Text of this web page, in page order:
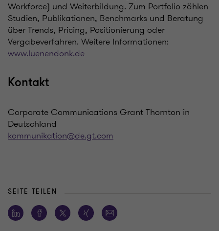
Workforce) und Weiterbildung. Zum Portfolio zählen
Studien, Publikationen, Benchmarks und Beratung
über Trends, Pricing, Positionierung oder
Vergabeverfahren. Weitere Informationen:
www.luenendonk.de
Kontakt
Corporate Communications Grant Thornton in
Deutschland
kommunikation@de.gt.com
SEITE TEILEN